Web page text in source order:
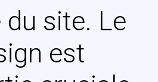
site. Le
est